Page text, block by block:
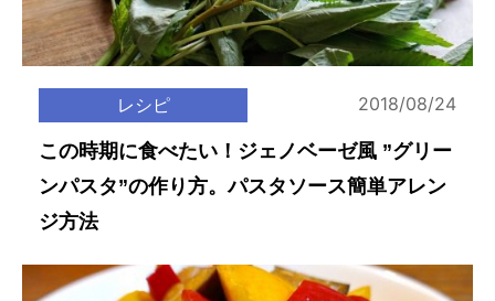
レシピ 2018/08/24
この時期に食べたい！ジェノベーゼ風 ”グリー
ンパスタ”の作り方。パスタソース簡単アレン
ジ方法